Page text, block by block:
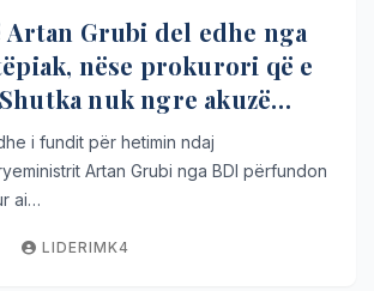
Artan Grubi del edhe nga
nëse prokurori që e
nuk ngre akuzë
ligjor
i fundit për hetimin ndaj
Artan Grubi nga BDI përfundon
ai…
LIDERIMK4